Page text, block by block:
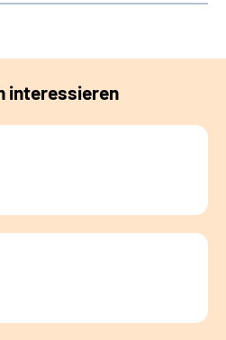
interessieren